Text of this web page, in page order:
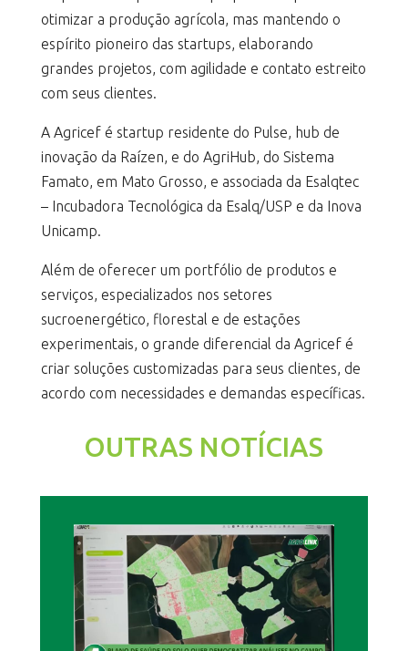
otimizar a produção agrícola, mas mantendo o
espírito pioneiro das startups, elaborando
grandes projetos, com agilidade e contato estreito
com seus clientes.
A Agricef é startup residente do Pulse, hub de
inovação da Raízen, e do AgriHub, do Sistema
Famato, em Mato Grosso, e associada da Esalqtec
– Incubadora Tecnológica da Esalq/USP e da Inova
Unicamp.
Além de oferecer um portfólio de produtos e
serviços, especializados nos setores
sucroenergético, florestal e de estações
experimentais, o grande diferencial da Agricef é
criar soluções customizadas para seus clientes, de
acordo com necessidades e demandas específicas.
OUTRAS NOTÍCIAS